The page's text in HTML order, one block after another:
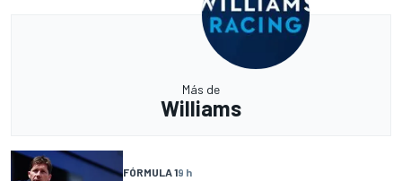
Más de
Williams
FÓRMULA 19 h